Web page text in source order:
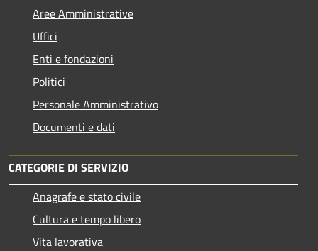
Aree Amministrative
Uffici
Enti e fondazioni
Politici
Personale Amministrativo
Documenti e dati
CATEGORIE DI SERVIZIO
Anagrafe e stato civile
Cultura e tempo libero
Vita lavorativa